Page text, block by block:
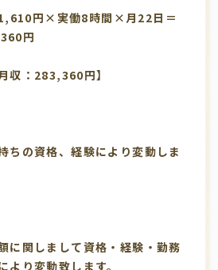
円×実働8時間×月22日＝
円
収：283,360円】
ちの資格、経験により変動しま
に関しまして資格・経験・勤務
より変動致します。